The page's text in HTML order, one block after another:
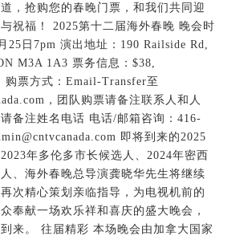
，抢购您的春晚门票，和我们共同迎
祝福！ 2025第十二届海外春晚 晚会时
25日7pm 演出地址：190 Railside Rd,
M3A 1A3 票务信息：$38,
购票方式：Email-Transfer至
，团队购票请备注联系人和人
备注姓名电话 电话/邮箱咨询：416-
即将到来的2025
年多伦多市长候选人、2024年密西
、海外春晚总导演龚晓华先生将继续
次精心策划亲临指导，为电视机前的
奉献一场欢乐祥和喜庆的盛大晚会，
来。 往届精彩 本场晚会由加拿大国家